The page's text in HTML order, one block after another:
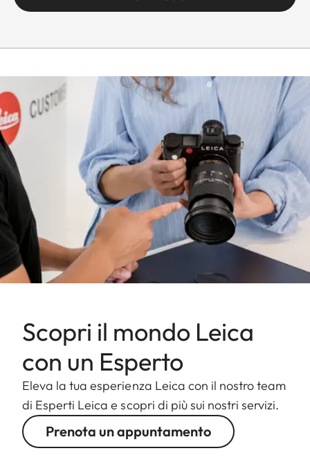
Scopri il mondo Leica
con un Esperto
Eleva la tua esperienza Leica con il nostro team
di Esperti Leica e scopri di più sui nostri servizi.
Prenota un appuntamento